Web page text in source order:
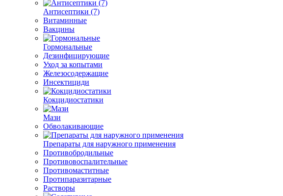
Антисептики (7)
Витаминные
Вакцины
Гормональные
Дезинфицирующие
Уход за копытами
Железосодержащие
Инсектициди
Кокцидиостатики
Мази
Обволакивающие
Препараты для наружного применения
Противобродильные
Противовоспалительные
Противомаститные
Протипаразитарные
Растворы